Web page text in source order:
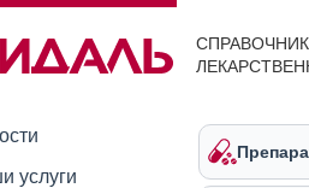
СПРАВОЧНИК
услуги